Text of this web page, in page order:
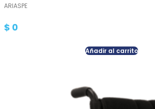
ARIASPE
$ 0
Añadir al carrito